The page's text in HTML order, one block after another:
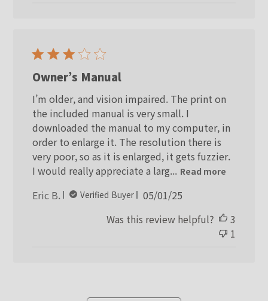
Owner’s Manual
I’m older, and vision impaired. The print on
the included manual is very small. I
downloaded the manual to my computer, in
order to enlarge it. The resolution there is
very poor, so as it is enlarged, it gets fuzzier.
I would really appreciate a larg... Read more
Eric B. Verified Buyer
Published
05/01/25
Was this review helpful?
3
1